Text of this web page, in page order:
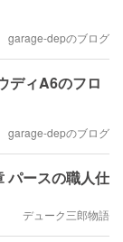
garage-depのブログ
ディA6のフロ
garage-depのブログ
パースの職人仕
デューク三郎物語